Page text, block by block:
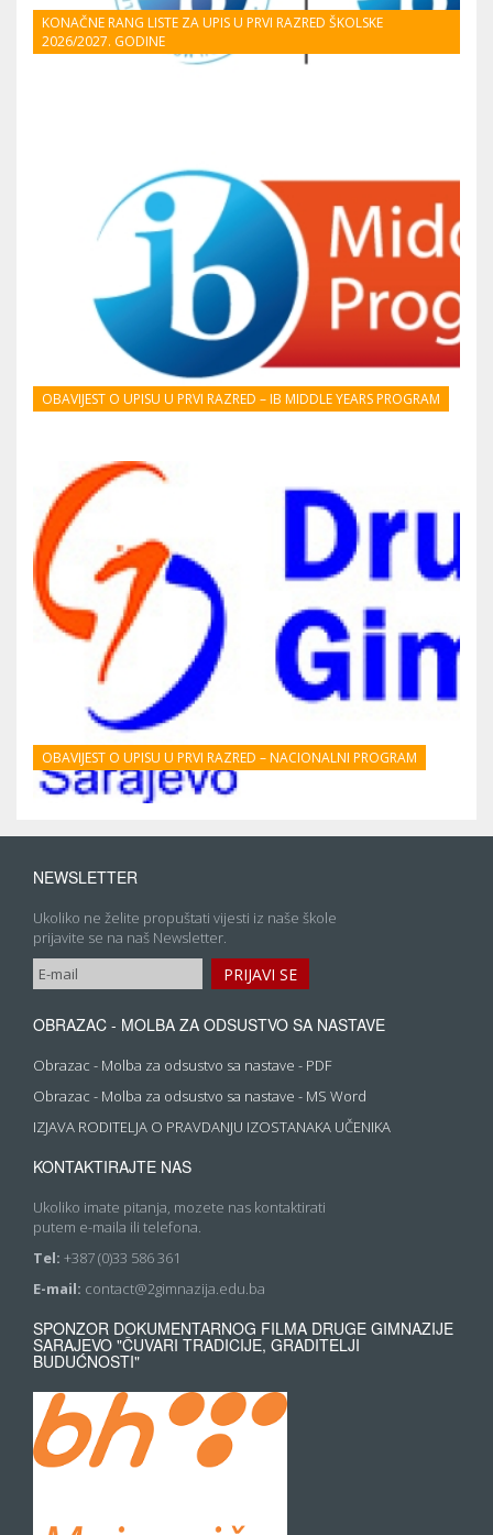
KONAČNE RANG LISTE ZA UPIS U PRVI RAZRED ŠKOLSKE
2026/2027. GODINE
OBAVIJEST O UPISU U PRVI RAZRED – IB MIDDLE YEARS PROGRAM
OBAVIJEST O UPISU U PRVI RAZRED – NACIONALNI PROGRAM
NEWSLETTER
Ukoliko ne želite propuštati vijesti iz naše škole
prijavite se na naš Newsletter.
OBRAZAC - MOLBA ZA ODSUSTVO SA NASTAVE
Obrazac - Molba za odsustvo sa nastave - PDF
Obrazac - Molba za odsustvo sa nastave - MS Word
IZJAVA RODITELJA O PRAVDANJU IZOSTANAKA UČENIKA
KONTAKTIRAJTE NAS
Ukoliko imate pitanja, mozete nas kontaktirati
putem e-maila ili telefona.
Tel: +387 (0)33 586 361
E-mail: contact@2gimnazija.edu.ba
SPONZOR DOKUMENTARNOG FILMA DRUGE GIMNAZIJE
SARAJEVO "ČUVARI TRADICIJE, GRADITELJI
BUDUĆNOSTI"